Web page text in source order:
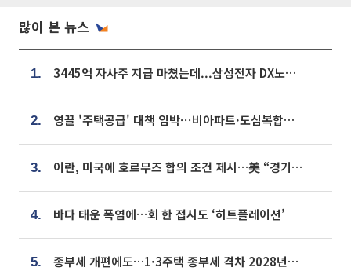
많이 본 뉴스
1. 3445억 자사주 지급 마쳤는데...삼성전자 DX노조, 뒤늦은 '떼쓰기 집회'
2. 영끌 '주택공급' 대책 임박⋯비아파트·도심복합까지 총동원
3. 이란, 미국에 호르무즈 합의 조건 제시…美 “경기 아직 안 끝나” [종합]
4. 바다 태운 폭염에…회 한 접시도 ‘히트플레이션’
5. 종부세 개편에도…1·3주택 종부세 격차 2028년부터 확대